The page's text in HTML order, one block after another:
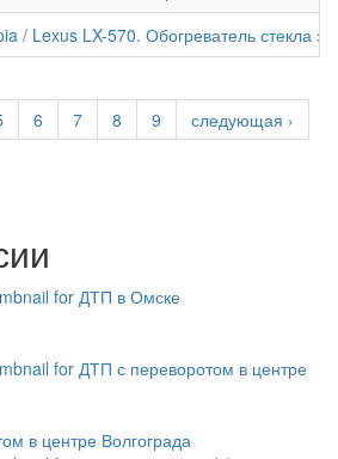
/ Lexus LX-570. Обогреватель стекла
6 7 8 9
следующая ›
в центре Волгограда